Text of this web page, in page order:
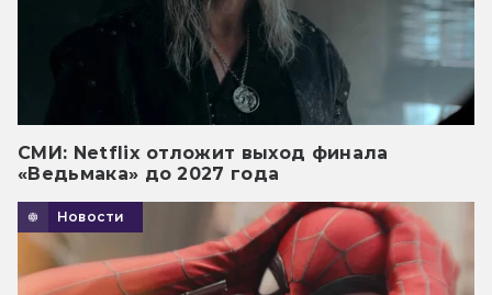
СМИ: Netflix отложит выход финала
«Ведьмака» до 2027 года
Новости